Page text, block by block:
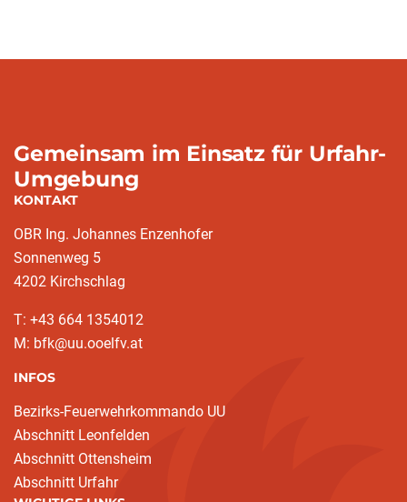
Gemeinsam im Einsatz für Urfahr-
Umgebung
KONTAKT
OBR Ing. Johannes Enzenhofer
Sonnenweg 5
4202 Kirchschlag
T: +43 664 1354012
M: bfk@uu.ooelfv.at
INFOS
Bezirks-Feuerwehrkommando UU
Abschnitt Leonfelden
Abschnitt Ottensheim
Abschnitt Urfahr